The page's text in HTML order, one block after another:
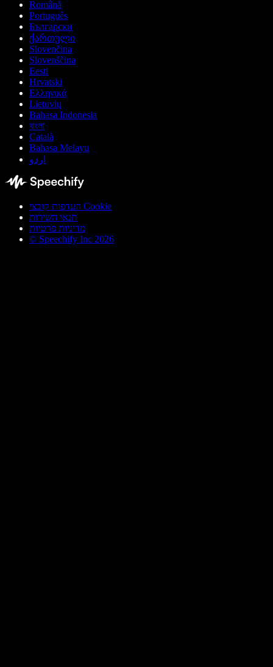
Română
Português
Български
ქართული
Slovenčina
Slovenščina
Eesti
Hrvatski
Ελληνικά
Lietuvių
Bahasa Indonesia
বাংলা
Català
Bahasa Melayu
اردو
העדפות קובצי Cookie
תנאי השירות
מדיניות פרטיות
© Speechify Inc 2026